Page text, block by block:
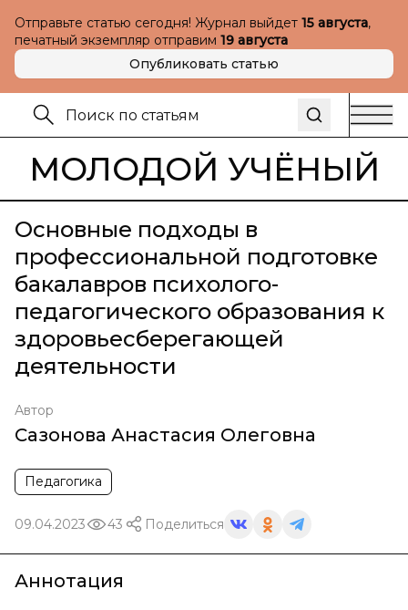
Отправьте статью сегодня! Журнал выйдет 15 августа,
печатный экземпляр отправим 19 августа
Опубликовать статью
МОЛОДОЙ УЧЁНЫЙ
Основные подходы в
профессиональной подготовке
бакалавров психолого-
педагогического образования к
здоровьесберегающей
деятельности
Автор
Сазонова Анастасия Олеговна
Педагогика
09.04.2023 43 Поделиться
Аннотация